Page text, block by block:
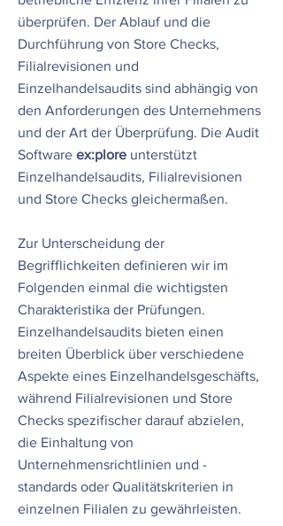
überprüfen. Der Ablauf und die
Durchführung von Store Checks,
Filialrevisionen und
Einzelhandelsaudits sind abhängig von
den Anforderungen des Unternehmens
und der Art der Überprüfung. Die Audit
Software ex:plore unterstützt
Einzelhandelsaudits, Filialrevisionen
und Store Checks gleichermaßen.
Zur Unterscheidung der
Begrifflichkeiten definieren wir im
Folgenden einmal die wichtigsten
Charakteristika der Prüfungen.
Einzelhandelsaudits bieten einen
breiten Überblick über verschiedene
Aspekte eines Einzelhandelsgeschäfts,
während Filialrevisionen und Store
Checks spezifischer darauf abzielen,
die Einhaltung von
Unternehmensrichtlinien und -
standards oder Qualitätskriterien in
einzelnen Filialen zu gewährleisten.